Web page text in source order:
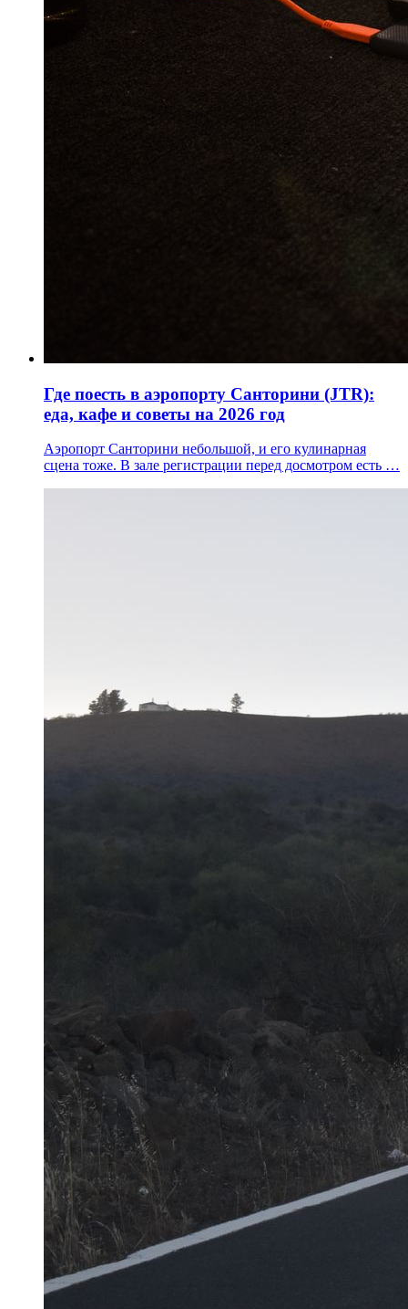
Где поесть в аэропорту Санторини (JTR):
еда, кафе и советы на 2026 год
Аэропорт Санторини небольшой, и его кулинарная
сцена тоже. В зале регистрации перед досмотром есть …